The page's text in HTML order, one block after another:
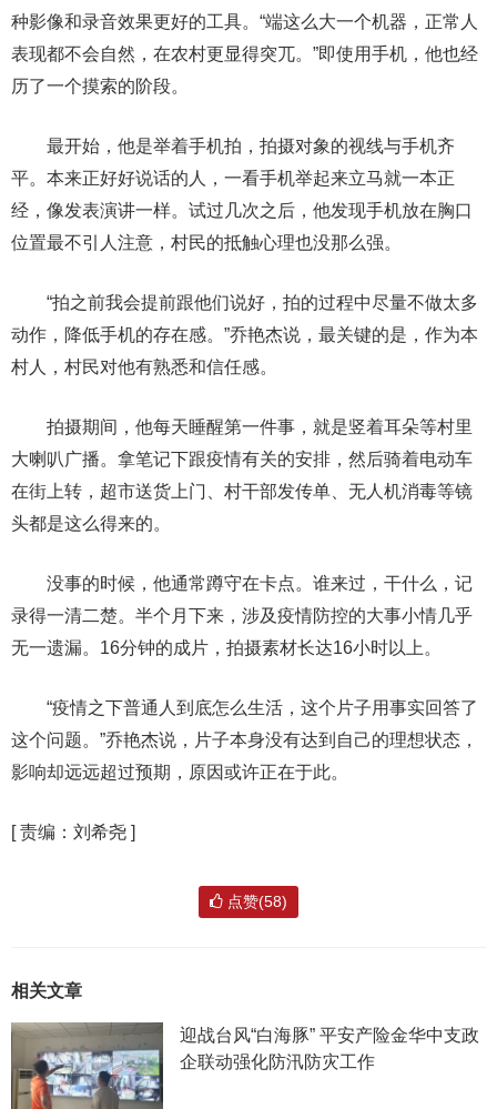
种影像和录音效果更好的工具。“端这么大一个机器，正常人
表现都不会自然，在农村更显得突兀。”即使用手机，他也经
历了一个摸索的阶段。
最开始，他是举着手机拍，拍摄对象的视线与手机齐
平。本来正好好说话的人，一看手机举起来立马就一本正
经，像发表演讲一样。试过几次之后，他发现手机放在胸口
位置最不引人注意，村民的抵触心理也没那么强。
“拍之前我会提前跟他们说好，拍的过程中尽量不做太多
动作，降低手机的存在感。”乔艳杰说，最关键的是，作为本
村人，村民对他有熟悉和信任感。
拍摄期间，他每天睡醒第一件事，就是竖着耳朵等村里
大喇叭广播。拿笔记下跟疫情有关的安排，然后骑着电动车
在街上转，超市送货上门、村干部发传单、无人机消毒等镜
头都是这么得来的。
没事的时候，他通常蹲守在卡点。谁来过，干什么，记
录得一清二楚。半个月下来，涉及疫情防控的大事小情几乎
无一遗漏。16分钟的成片，拍摄素材长达16小时以上。
“疫情之下普通人到底怎么生活，这个片子用事实回答了
这个问题。”乔艳杰说，片子本身没有达到自己的理想状态，
影响却远远超过预期，原因或许正在于此。
[责编：刘希尧 ]
点赞(58)
相关文章
迎战台风“白海豚” 平安产险金华中支政
企联动强化防汛防灾工作